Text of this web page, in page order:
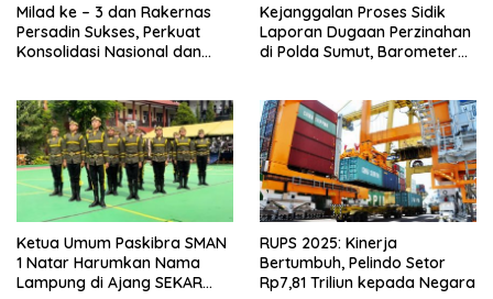
Milad ke – 3 dan Rakernas
Persadin Sukses, Perkuat
Konsolidasi Nasional dan
Kejanggalan Proses Sidik
Laporan Dugaan Perzinahan
di Polda Sumut, Barometer
Ketua Umum Paskibra SMAN
1 Natar Harumkan Nama
Lampung di Ajang SEKAR
RUPS 2025: Kinerja
Bertumbuh, Pelindo Setor
Rp7,81 Triliun kepada Negara